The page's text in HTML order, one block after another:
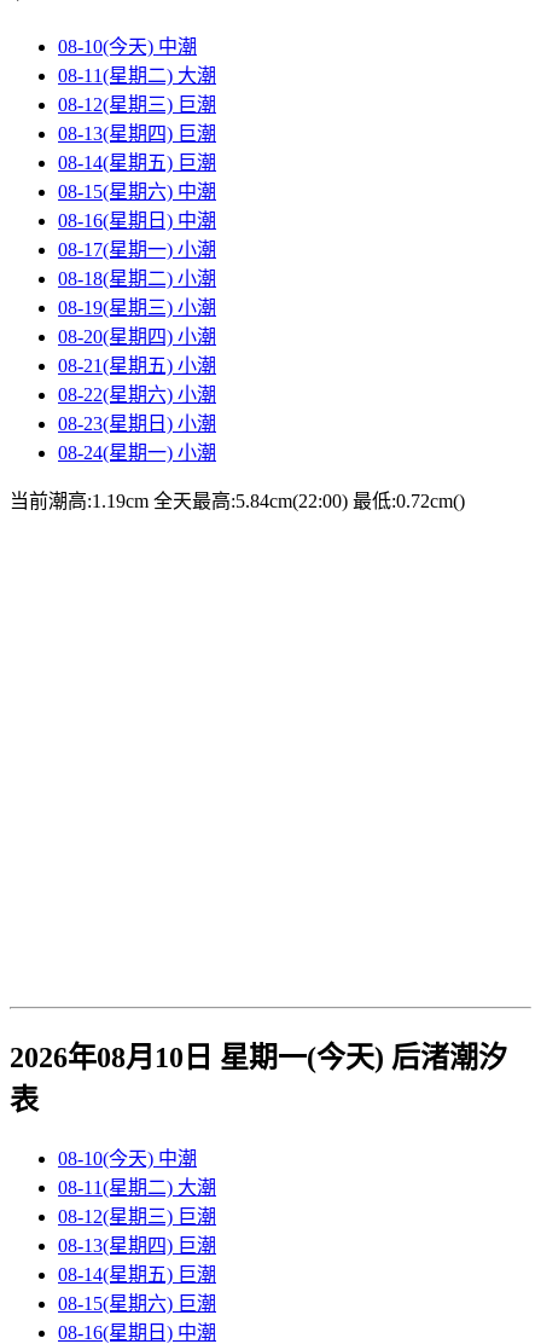
08-10(今天) 中潮
08-11(星期二) 大潮
08-12(星期三) 巨潮
08-13(星期四) 巨潮
08-14(星期五) 巨潮
08-15(星期六) 中潮
08-16(星期日) 中潮
08-17(星期一) 小潮
08-18(星期二) 小潮
08-19(星期三) 小潮
08-20(星期四) 小潮
08-21(星期五) 小潮
08-22(星期六) 小潮
08-23(星期日) 小潮
08-24(星期一) 小潮
当前潮高:1.19cm 全天最高:5.84cm(22:00) 最低:0.72cm()
2026年08月10日 星期一(今天) 后渚潮汐
表
08-10(今天) 中潮
08-11(星期二) 大潮
08-12(星期三) 巨潮
08-13(星期四) 巨潮
08-14(星期五) 巨潮
08-15(星期六) 巨潮
08-16(星期日) 中潮